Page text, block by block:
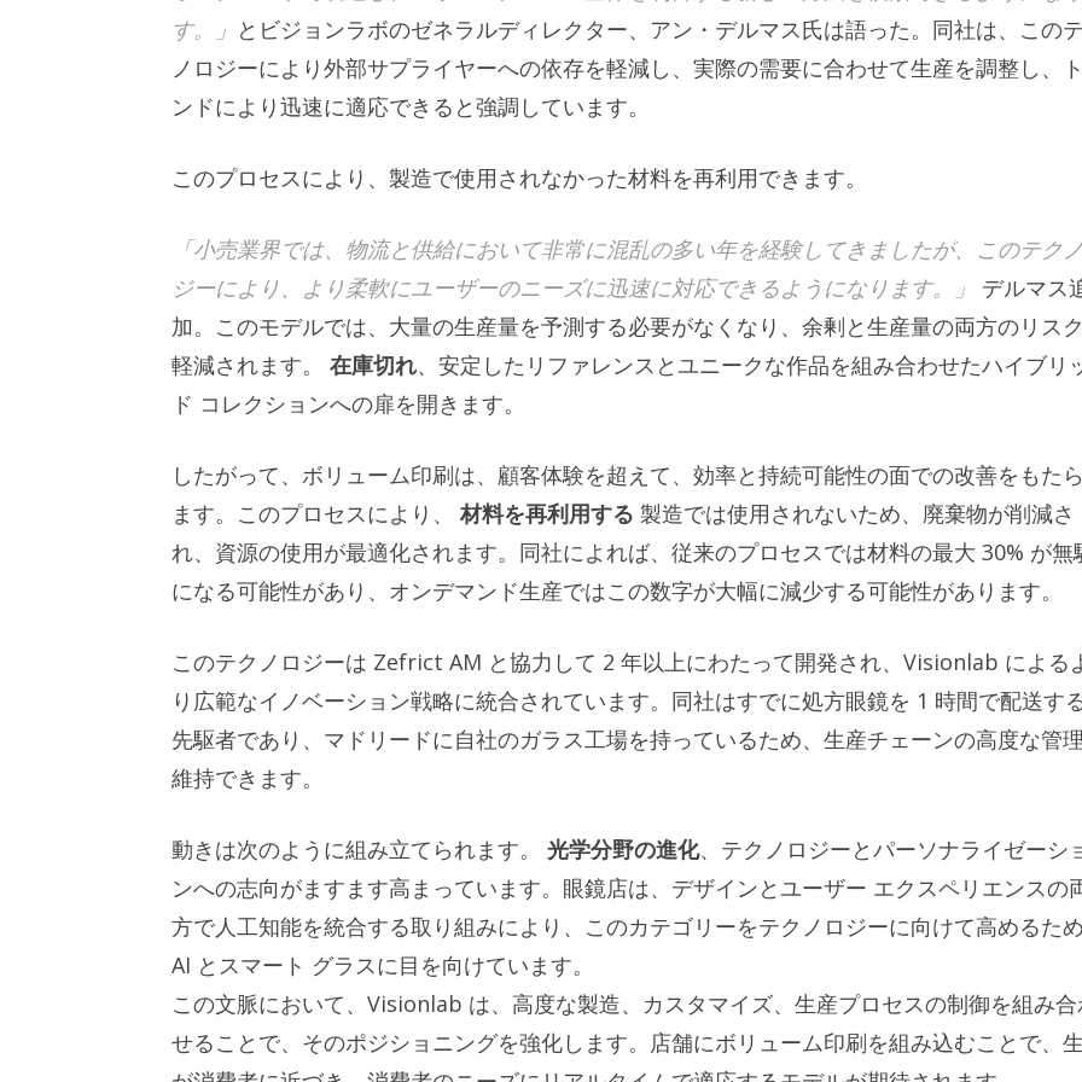
す。」 とビジョンラボのゼネラルディレクター、アン・デルマス氏は語った。同社は、この
ノロジーにより外部サプライヤーへの依存を軽減し、実際の需要に合わせて生産を調整し、
ンドにより迅速に適応できると強調しています。
このプロセスにより、製造で使用されなかった材料を再利用できます。
「小売業界では、物流と供給において非常に混乱の多い年を経験してきましたが、このテク
ジーにより、より柔軟にユーザーのニーズに迅速に対応できるようになります。」
デルマス
加。このモデルでは、大量の生産量を予測する必要がなくなり、余剰と生産量の両方のリス
軽減されます。
在庫切れ、安定したリファレンスとユニークな作品を組み合わせたハイブリ
ド コレクションへの扉を開きます。
したがって、ボリューム印刷は、顧客体験を超えて、効率と持続可能性の面での改善をもた
ます。このプロセスにより、
材料を再利用する 製造では使用されないため、廃棄物が削減さ
れ、資源の使用が最適化されます。同社によれば、従来のプロセスでは材料の最大 30% が無
になる可能性があり、オンデマンド生産ではこの数字が大幅に減少する可能性があります。
このテクノロジーは Zefrict AM と協力して 2 年以上にわたって開発され、Visionlab による
り広範なイノベーション戦略に統合されています。同社はすでに処方眼鏡を 1 時間で配送す
先駆者であり、マドリードに自社のガラス工場を持っているため、生産チェーンの高度な管
維持できます。
動きは次のように組み立てられます。 光学分野の進化、テクノロジーとパーソナライゼーシ
ンへの志向がますます高まっています。眼鏡店は、デザインとユーザー エクスペリエンスの
方で人工知能を統合する取り組みにより、このカテゴリーをテクノロジーに向けて高めるた
AI とスマート グラスに目を向けています。
この文脈において、Visionlab は、高度な製造、カスタマイズ、生産プロセスの制御を組み合
せることで、そのポジショニングを強化します。店舗にボリューム印刷を組み込むことで、